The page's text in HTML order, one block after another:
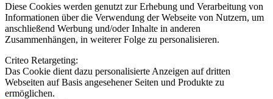
Diese Cookies werden genutzt zur Erhebung und Verarbeitung von
Informationen über die Verwendung der Webseite von Nutzern, um
anschließend Werbung und/oder Inhalte in anderen
Zusammenhängen, in weiterer Folge zu personalisieren.
Criteo Retargeting:
Das Cookie dient dazu personalisierte Anzeigen auf dritten
Webseiten auf Basis angesehener Seiten und Produkte zu
ermöglichen.